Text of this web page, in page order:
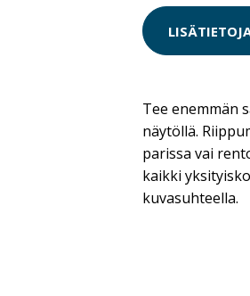
Tee enemmän
näytöllä.
parissa vai
kaikki
kuvasuhteella.